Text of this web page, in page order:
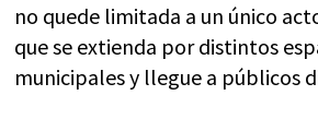
no quede limitada a un único
que se extienda por distintos
municipales y llegue a públicos